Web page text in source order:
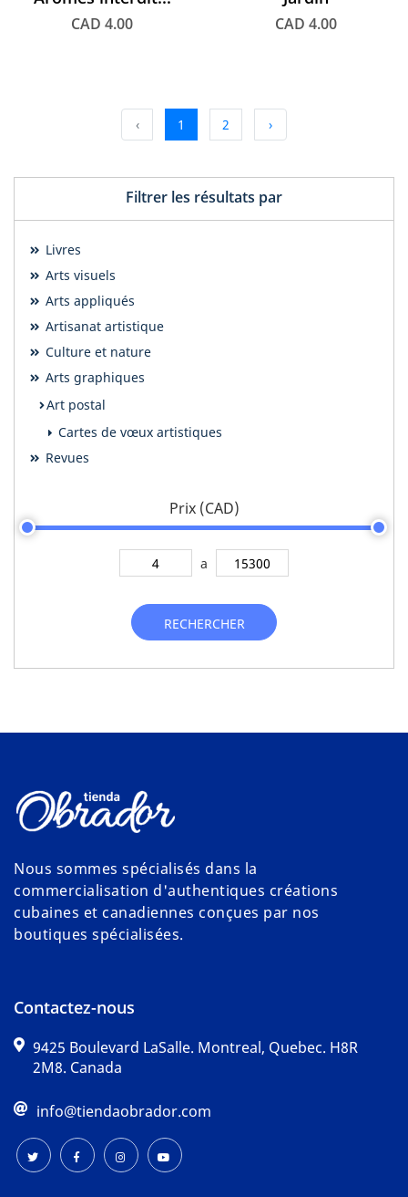
Filtrer les résultats par
Livres
Arts visuels
Arts appliqués
Artisanat artistique
Culture et nature
Arts graphiques
Art postal
Cartes de vœux artistiques
Revues
Prix (CAD)
a
RECHERCHER
CAD 4.00 CAD 4.00
‹ 1 2 ›
Nous sommes spécialisés dans la
commercialisation d'authentiques créations
cubaines et canadiennes conçues par nos
boutiques spécialisées.
Contactez-nous
9425 Boulevard LaSalle. Montreal, Quebec. H8R
2M8. Canada
info@tiendaobrador.com